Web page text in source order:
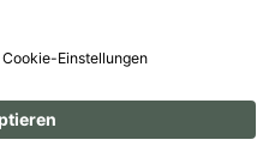
Mehrwertsteuer zzgl.
Datenschutz